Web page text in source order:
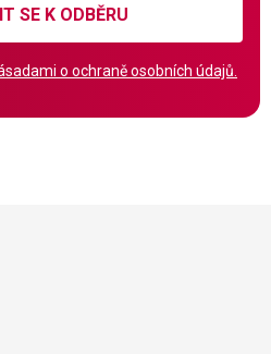
SE K ODBĚRU
o ochraně osobních údajů.